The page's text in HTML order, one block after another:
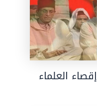
العلماء